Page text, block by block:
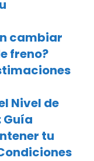
cambiar
freno?
Nivel de
Guía
tu